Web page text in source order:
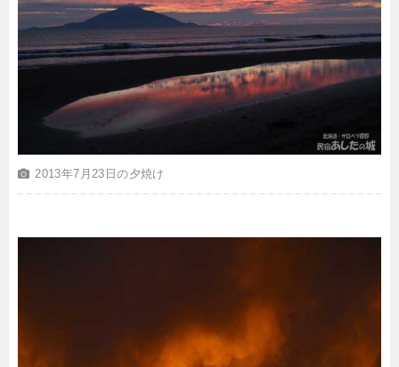
2013年7月23日の夕焼け